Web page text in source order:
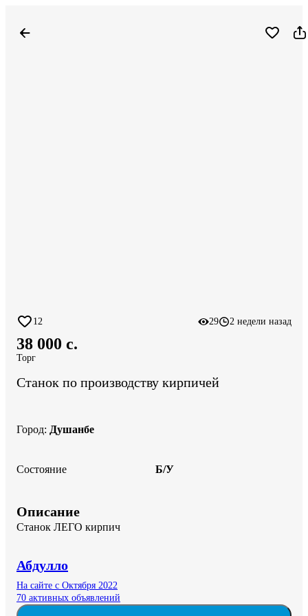
12 29 2 недели назад
38 000 c.
Торг
Станок по производству кирпичей
Город: Душанбе
Состояние Б/У
Описание
Станок ЛЕГО кирпич
Абдулло
На сайте с Октября 2022
70 активных объявлений